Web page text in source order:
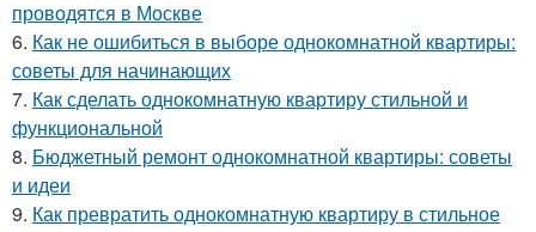
проводятся в Москве
6. Как не ошибиться в выборе однокомнатной квартиры:
советы для начинающих
7. Как сделать однокомнатную квартиру стильной и
функциональной
8. Бюджетный ремонт однокомнатной квартиры: советы
и идеи
9. Как превратить однокомнатную квартиру в стильное